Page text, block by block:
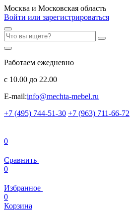
Москва и Московская область
Войти или зарегистрироваться
Работаем ежедневно
с 10.00 до 22.00
E-mail:info@mechta-mebel.ru
+7 (495) 744-51-30 +7 (963) 711-66-72
0
Сравнить
0
Избранное
0
Корзина